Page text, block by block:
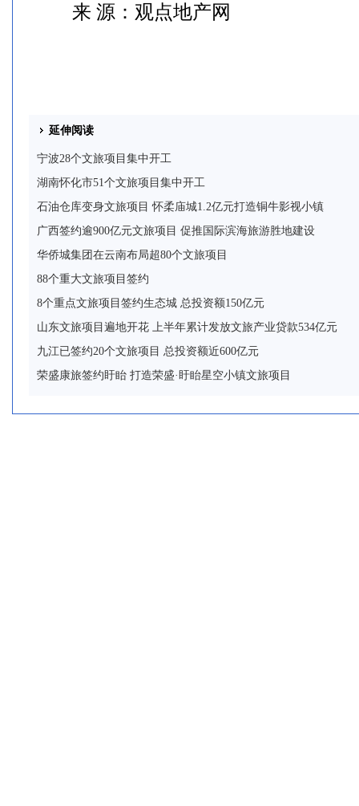
来 源：观点地产网
延伸阅读
宁波28个文旅项目集中开工
湖南怀化市51个文旅项目集中开工
石油仓库变身文旅项目 怀柔庙城1.2亿元打造铜牛影视小镇
广西签约逾900亿元文旅项目 促推国际滨海旅游胜地建设
华侨城集团在云南布局超80个文旅项目
88个重大文旅项目签约
8个重点文旅项目签约生态城 总投资额150亿元
山东文旅项目遍地开花 上半年累计发放文旅产业贷款534亿元
九江已签约20个文旅项目 总投资额近600亿元
荣盛康旅签约盱眙 打造荣盛·盱眙星空小镇文旅项目